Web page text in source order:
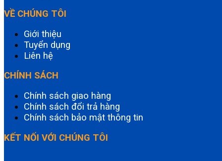
VỀ CHÚNG TÔI
Giới thiệu
Tuyển dụng
Liên hệ
CHÍNH SÁCH
Chính sách giao hàng
Chính sách đổi trả hàng
Chính sách bảo mật thông tin
KẾT NỐI VỚI CHÚNG TÔI